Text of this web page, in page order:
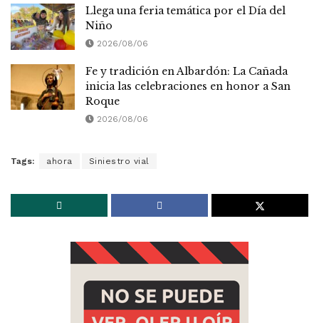
Llega una feria temática por el Día del
Niño
2026/08/06
Fe y tradición en Albardón: La Cañada
inicia las celebraciones en honor a San
Roque
2026/08/06
Tags: ahora Siniestro vial